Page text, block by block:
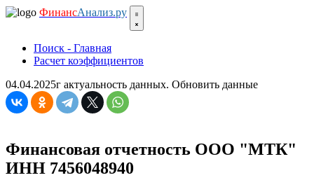
ФинансАнализ.ру
Поиск - Главная
Расчет коэффициентов
04.04.2025г актуальность данных. Обновить данные
Финансовая отчетность ООО "МТК"
ИНН 7456048940